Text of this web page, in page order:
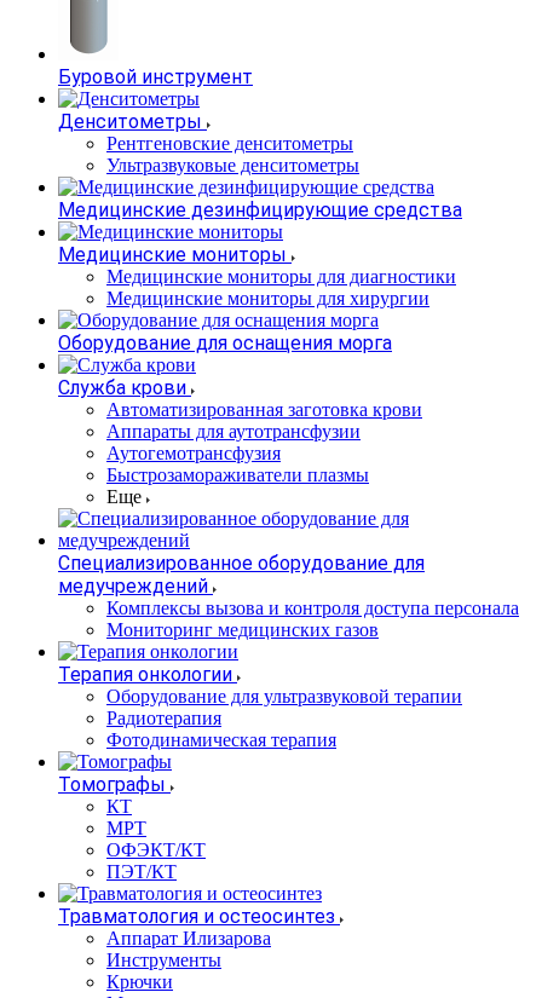
Буровой инструмент
Денситометры
Рентгеновские денситометры
Ультразвуковые денситометры
Медицинские дезинфицирующие средства
Медицинские мониторы
Медицинские мониторы для диагностики
Медицинские мониторы для хирургии
Оборудование для оснащения морга
Служба крови
Автоматизированная заготовка крови
Аппараты для аутотрансфузии
Аутогемотрансфузия
Быстрозамораживатели плазмы
Еще
Специализированное оборудование для
медучреждений
Комплексы вызова и контроля доступа персонала
Мониторинг медицинских газов
Терапия онкологии
Оборудование для ультразвуковой терапии
Радиотерапия
Фотодинамическая терапия
Томографы
КТ
МРТ
ОФЭКТ/КТ
ПЭТ/КТ
Травматология и остеосинтез
Аппарат Илизарова
Инструменты
Крючки